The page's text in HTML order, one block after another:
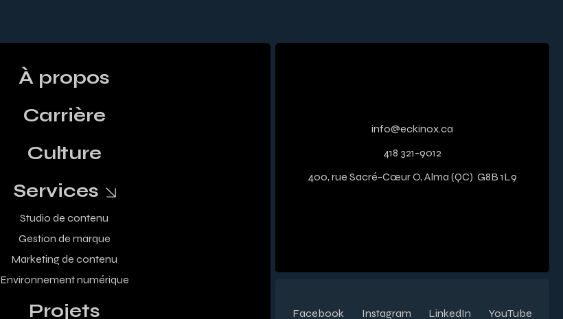
À propos
Carrière
Culture
Services
Studio de contenu
Gestion de marque
Marketing de contenu
Environnement numérique
Projets
info@eckinox.ca
418 321-9012
400, rue Sacré-Cœur O, Alma (QC) G8B 1L9
Facebook Instagram LinkedIn YouTube